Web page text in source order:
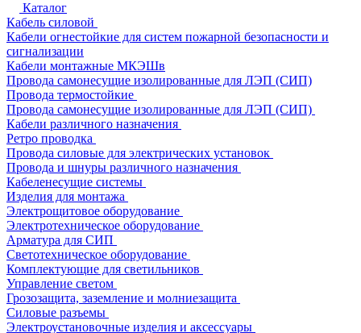
Каталог
Кабель силовой
Кабели огнестойкие для систем пожарной безопасности и
сигнализации
Кабели монтажные МКЭШв
Провода самонесущие изолированные для ЛЭП (СИП)
Провода термостойкие
Провода самонесущие изолированные для ЛЭП (СИП)
Кабели различного назначения
Ретро проводка
Провода силовые для электрических установок
Провода и шнуры различного назначения
Кабеленесущие системы
Изделия для монтажа
Электрощитовое оборудование
Электротехническое оборудование
Арматура для СИП
Светотехническое оборудование
Комплектующие для светильников
Управление светом
Грозозащита, заземление и молниезащита
Силовые разъемы
Электроустановочные изделия и аксессуары